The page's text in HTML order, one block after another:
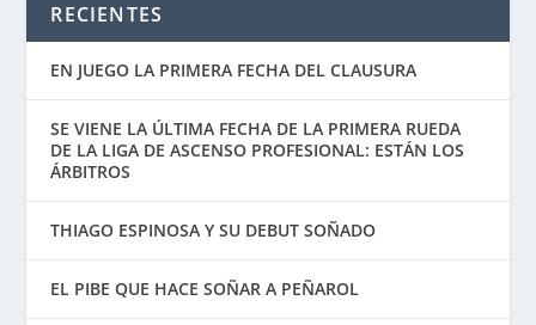
RECIENTES
EN JUEGO LA PRIMERA FECHA DEL CLAUSURA
SE VIENE LA ÚLTIMA FECHA DE LA PRIMERA RUEDA
DE LA LIGA DE ASCENSO PROFESIONAL: ESTÁN LOS
ÁRBITROS
THIAGO ESPINOSA Y SU DEBUT SOÑADO
EL PIBE QUE HACE SOÑAR A PEÑAROL